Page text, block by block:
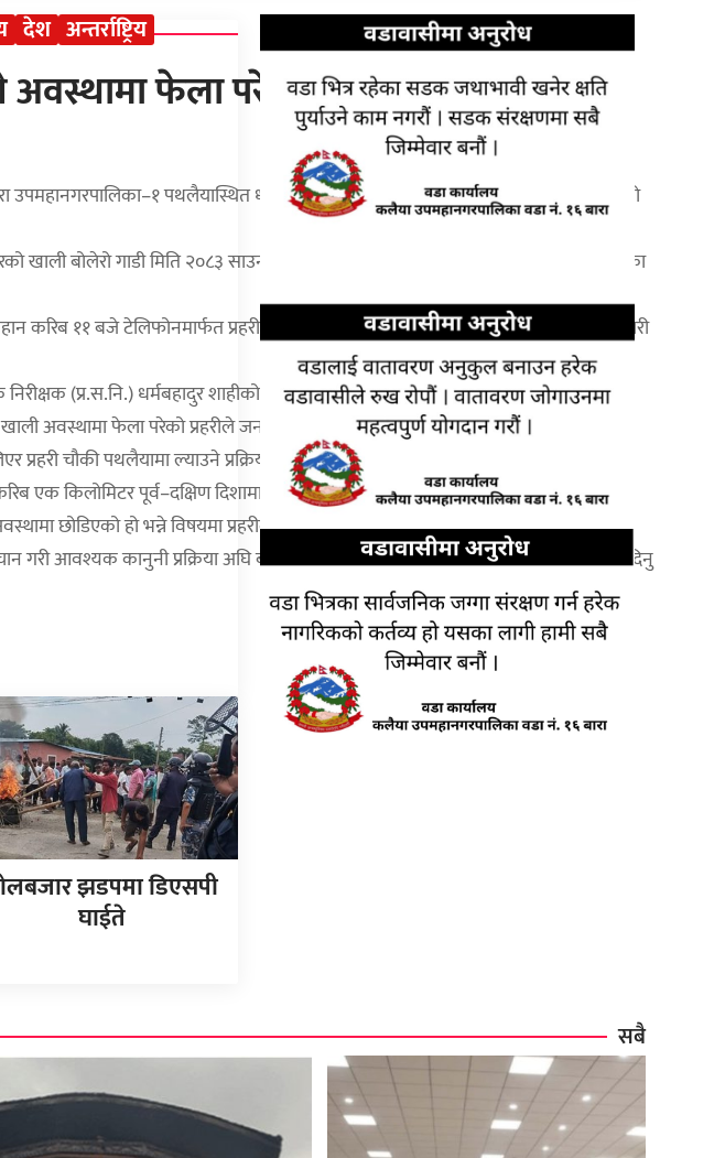
देश अन्तर्राष्ट्रिय
फेला परेको बोलेरो गाडीको साहु
उपमहानगरपालिका–१ पथलैयास्थित धर्मेश्वर मन्दिर अगाडि दुई दिनदेखि बेवारिसे अवस्थामा रहेको
खाली बोलेरो गाडी मिति २०८३ साउन १९ गतेदेखि सो स्थानमा रहेको जानकारी स्थानीयले दिएका
करिब ११ बजे टेलिफोनमार्फत प्रहरी चौकी पथलैयालाई गाडी बेवारिसे अवस्थामा रहेको जानकारी
निरीक्षक (प्र.स.नि.) धर्मबहादुर शाहीको कमाण्डमा प्रहरी टोली घटनास्थलमा पुगेको थियो।
अवस्थामा फेला परेको प्रहरीले जनाएको छ।
प्रहरी चौकी पथलैयामा ल्याउने प्रक्रिया अघि बढाएको जनाएको छ।
एक किलोमिटर पूर्व–दक्षिण दिशामा रहेको धर्मेश्वर मन्दिर अगाडि पर्छ।
छोडिएको हो भन्ने विषयमा प्रहरीले अनुसन्धान सुरु गरेको छ।
गरी आवश्यक कानुनी प्रक्रिया अघि बढाइने बाराको प्रहरी प्रवक्ता मिनबहादुर घलेले जानकारी दिनु
झडपमा डिएसपी
घाईते
सबै